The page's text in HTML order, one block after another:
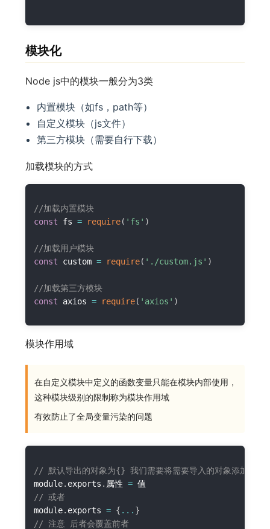
模块化
Node js中的模块一般分为3类
内置模块（如fs，path等）
自定义模块（js文件）
第三方模块（需要自行下载）
加载模块的方式
//加载内置模块
const fs = require( 'fs' )
//加载用户模块
const custom = require( './custom.js' )
//加载第三方模块
const axios = require( 'axios' )
模块作用域
在自定义模块中定义的函数变量只能在模块内部使用，
这种模块级别的限制称为模块作用域
有效防止了全局变量污染的问题
// 默认导出的对象为{} 我们需要将需要导入的对象添加到
module. exports . 属性 =
// 或者
module. exports = { ... }
// 注意 后者会覆盖前者